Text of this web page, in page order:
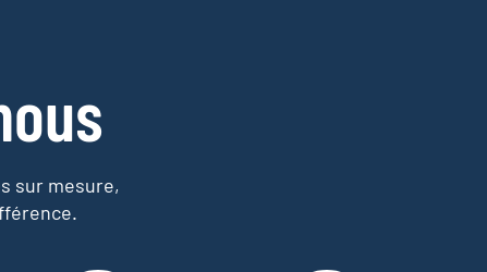
sur mesure,